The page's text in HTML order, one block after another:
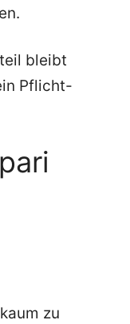
bleibt
Pflicht-
zu